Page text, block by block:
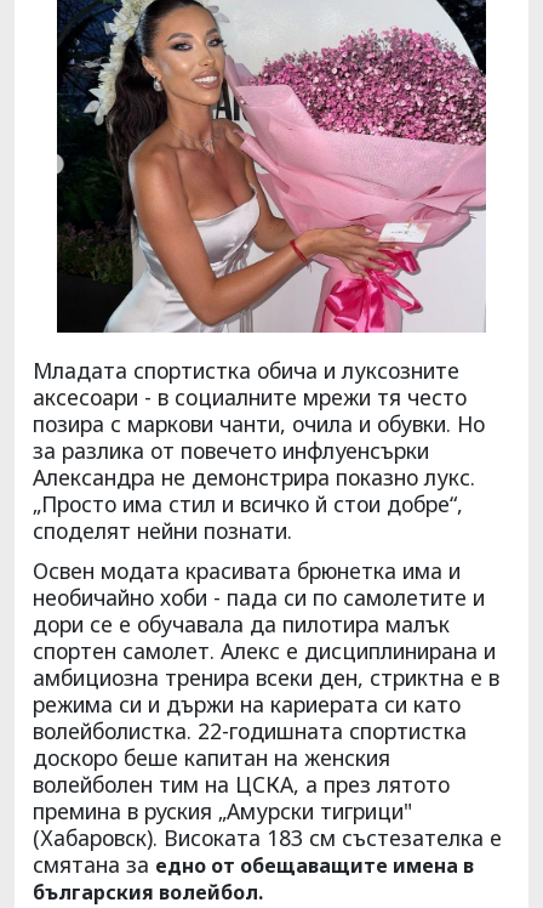
Младата спортистка обича и луксозните
аксесоари - в социалните мрежи тя често
позира с маркови чанти, очила и обувки. Но
за разлика от повечето инфлуенсърки
Александра не демонстрира показно лукс.
„Просто има стил и всичко й стои добре“,
споделят нейни познати.
Освен модата красивата брюнетка има и
необичайно хоби - пада си по самолетите и
дори се е обучавала да пилотира малък
спортен самолет. Алекс е дисциплинирана и
амбициозна тренира всеки ден, стриктна е в
режима си и държи на кариерата си като
волейболистка. 22-годишната спортистка
доскоро беше капитан на женския
волейболен тим на ЦСКА, а през лятото
премина в руския „Амурски тигрици"
(Хабаровск). Високата 183 см състезателка е
смятана за едно от обещаващите имена в
българския волейбол.